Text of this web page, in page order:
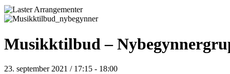
Musikktilbud –
23. september 2021 / 17:15 - 18:00